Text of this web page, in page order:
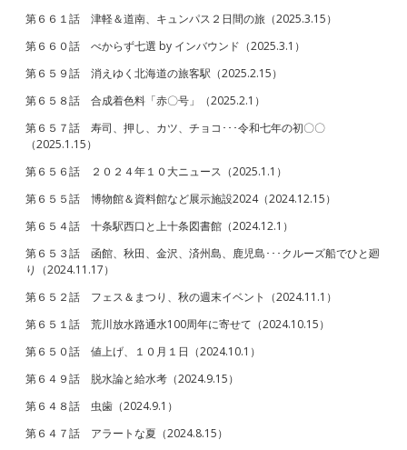
第６６１話 津軽＆道南、キュンパス２日間の旅（2025.3.15）
第６６０話 べからず七選 by インバウンド（2025.3.1）
第６５９話 消えゆく北海道の旅客駅（2025.2.15）
第６５８話 合成着色料「赤〇号」（2025.2.1）
第６５７話 寿司、押し、カツ、チョコ･･･令和七年の初〇〇
（2025.1.15）
第６５６話 ２０２４年１０大ニュース（2025.1.1）
第６５５話 博物館＆資料館など展示施設2024（2024.12.15）
第６５４話 十条駅西口と上十条図書館（2024.12.1）
第６５３話 函館、秋田、金沢、済州島、鹿児島･･･クルーズ船でひと廻
り（2024.11.17）
第６５２話 フェス＆まつり、秋の週末イベント（2024.11.1）
第６５１話 荒川放水路通水100周年に寄せて（2024.10.15）
第６５０話 値上げ、１０月１日（2024.10.1）
第６４９話 脱水論と給水考（2024.9.15）
第６４８話 虫歯（2024.9.1）
第６４７話 アラートな夏（2024.8.15）